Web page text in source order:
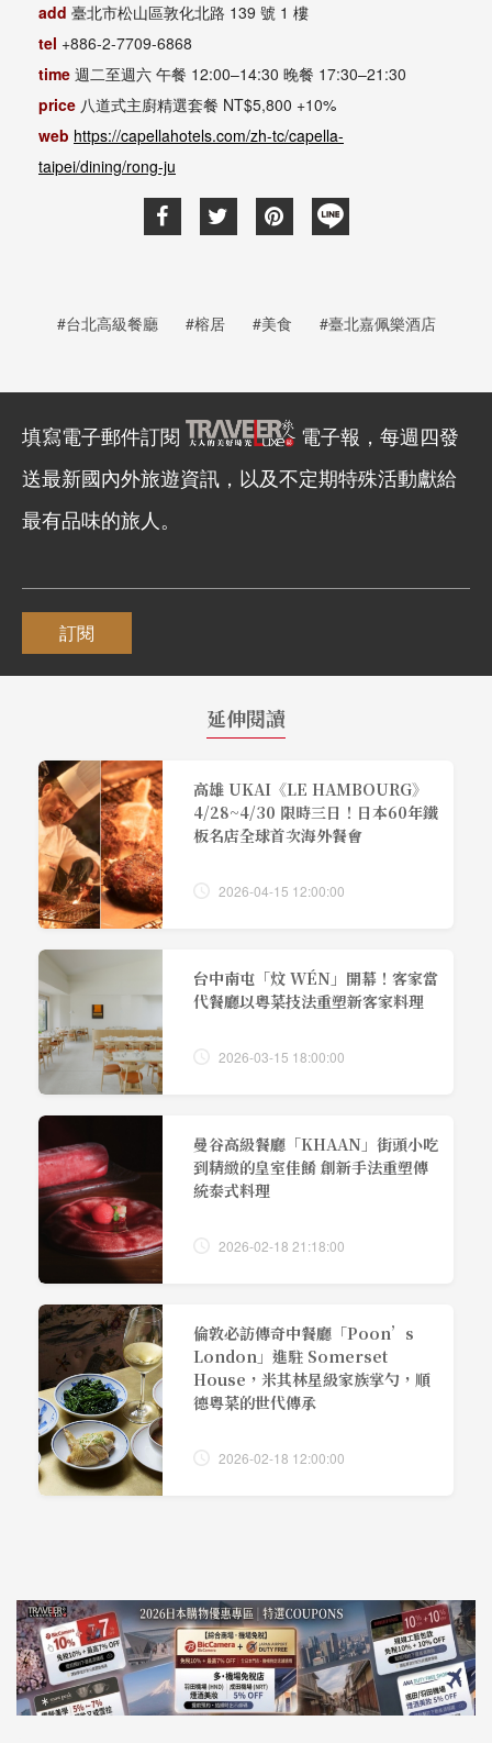
add 臺北市松山區敦化北路 139 號 1 樓
tel +886-2-7709-6868
time 週二至週六 午餐 12:00–14:30 晚餐 17:30–21:30
price 八道式主廚精選套餐 NT$5,800 +10%
web https://capellahotels.com/zh-tc/capella-
taipei/dining/rong-ju
#台北高級餐廳 #榕居 #美食 #臺北嘉佩樂酒店
填寫電子郵件訂閱
電子報，每週四發
送最新國內外旅遊資訊，以及不定期特殊活動獻給
最有品味的旅人。
訂閱
延伸閱讀
高雄 UKAI《LE HAMBOURG》
4/28~4/30 限時三日！日本60年鐵
板名店全球首次海外餐會
2026-04-15 12:00:00
台中南屯「炆 WÉN」開幕！客家當
代餐廳以粵菜技法重塑新客家料理
2026-03-15 18:00:00
曼谷高級餐廳「KHAAN」街頭小吃
到精緻的皇室佳餚 創新手法重塑傳
統泰式料理
2026-02-18 21:18:00
倫敦必訪傳奇中餐廳「Poon’s
London」進駐 Somerset
House，米其林星級家族掌勺，順
德粵菜的世代傳承
2026-02-18 12:00:00